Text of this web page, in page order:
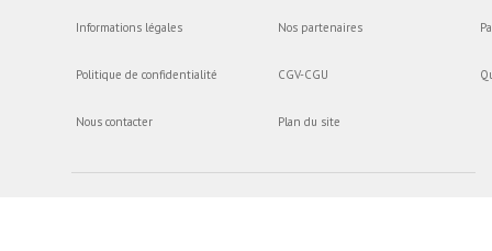
Informations légales
Politique de confidentialité
Nous contacter
Nos partenaires
CGV-CGU
Plan du site